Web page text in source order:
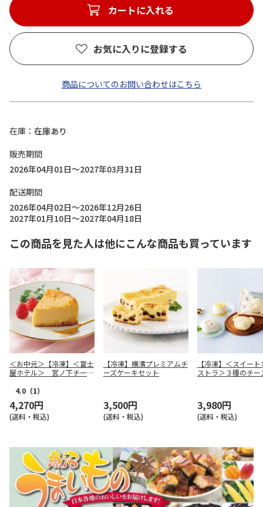
カートに入れる
お気に入りに登録する
商品についてのお問い合わせはこちら
在庫
在庫あり
販売期間
2026年04月01日～2027年03月31日
配送期間
2026年04月02日～2026年12月26日
2027年01月10日～2027年04月18日
この商品を見た人は他にこんな商品も買っています
＜お中元＞【冷凍】＜富士
屋ホテル＞ 宮ノ下チーズ
4.0 （1）
4,270円
(送料・税込)
【冷凍】横濱プレミアムチ
ーズケーキセット
3,500円
(送料・税込)
【冷凍】＜スイー
ストラ＞３種のチー
3,980円
(送料・税込)